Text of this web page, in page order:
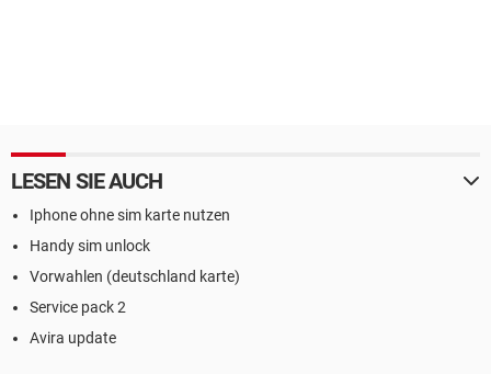
LESEN SIE AUCH
Iphone ohne sim karte nutzen
Handy sim unlock
Vorwahlen (deutschland karte)
Service pack 2
Avira update